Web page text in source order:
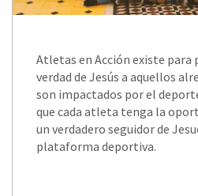
Atletas en Acción existe para
verdad de Jesús a aquellos
son impactados por el
que cada atleta tenga la
un verdadero seguidor de
plataforma deportiva.